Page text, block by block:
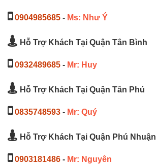
0904985685 - Ms: Như Ý
Hỗ Trợ Khách Tại Quận Tân Bình
0932489685 - Mr: Huy
Hỗ Trợ Khách Tại Quận Tân Phú
0835748593 - Mr: Quý
Hỗ Trợ Khách Tại Quận Phú Nhuận
0903181486 - Mr: Nguyên